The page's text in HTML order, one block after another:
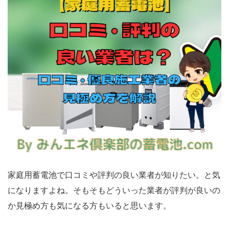
家庭用蓄電池で口コミや評判の良い業者が知りたい。と気
になりますよね。そもそもどういった業者が評判が良いの
か見極め方も気になる方もいると思います。